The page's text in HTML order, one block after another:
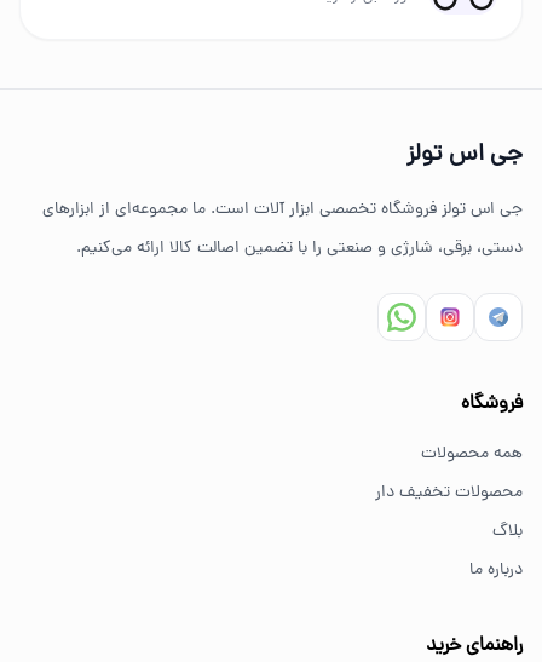
ضمانت اصالت کالا
ارسال سریع به سراسر ایران
مشاوره تخصصی خرید ابزار
برای کارهای خانگی معمولاً ابزارهای سبک مانند دریل شارژی،
از کجا ابزار اصل بخریم؟
جی اس تولز
جی اس تولز فروشگاه تخصصی ابزار آلات است. ما مجموعه‌ای از ابزارهای
دستی، برقی، شارژی و صنعتی را با تضمین اصالت کالا ارائه می‌کنیم.
فروشگاه
همه محصولات
محصولات تخفیف دار
بلاگ
درباره ما
راهنمای خرید